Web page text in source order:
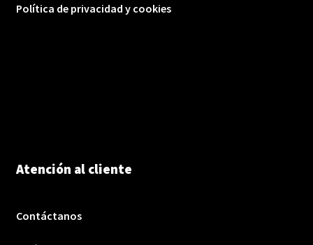
Política de privacidad y cookies
Atención al cliente
Contáctanos